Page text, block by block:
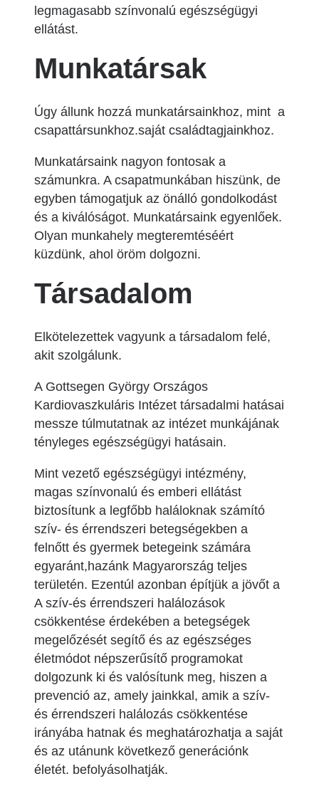
legmagasabb színvonalú egészségügyi
ellátást.
Munkatársak
Úgy állunk hozzá munkatársainkhoz, mint a
csapattársunkhoz.saját családtagjainkhoz.
Munkatársaink nagyon fontosak a
számunkra. A csapatmunkában hiszünk, de
egyben támogatjuk az önálló gondolkodást
és a kiválóságot. Munkatársaink egyenlőek.
Olyan munkahely megteremtéséért
küzdünk, ahol öröm dolgozni.
Társadalom
Elkötelezettek vagyunk a társadalom felé,
akit szolgálunk.
A Gottsegen György Országos
Kardiovaszkuláris Intézet társadalmi hatásai
messze túlmutatnak az intézet munkájának
tényleges egészségügyi hatásain.
Mint vezető egészségügyi intézmény,
magas színvonalú és emberi ellátást
biztosítunk a legfőbb haláloknak számító
szív- és érrendszeri betegségekben a
felnőtt és gyermek betegeink számára
egyaránt,hazánk Magyarország teljes
területén. Ezentúl azonban építjük a jövőt a
A szív-és érrendszeri halálozások
csökkentése érdekében a betegségek
megelőzését segítő és az egészséges
életmódot népszerűsítő programokat
dolgozunk ki és valósítunk meg, hiszen a
prevenció az, amely jainkkal, amik a szív-
és érrendszeri halálozás csökkentése
irányába hatnak és meghatározhatja a saját
és az utánunk következő generációnk
életét. befolyásolhatják.